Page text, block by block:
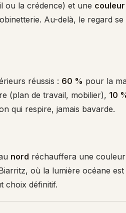
ou la crédence) et une
Au-delà, le regard se
réussis : 60 % pour la
(plan de travail, mobilier), 10
qui respire, jamais bavarde.
nord réchauffera une
où la lumière océane
choix définitif.